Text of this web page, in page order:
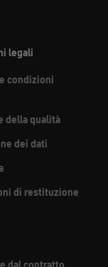
legali
condizioni
della qualità
dei dati
di restituzione